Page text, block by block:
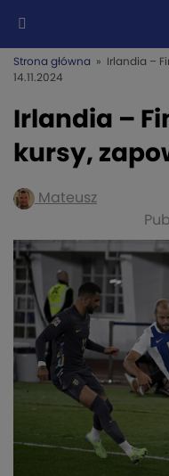
Strona główna » Irlandia –
14.11.2024
Irlandia –
kursy,
Mateusz